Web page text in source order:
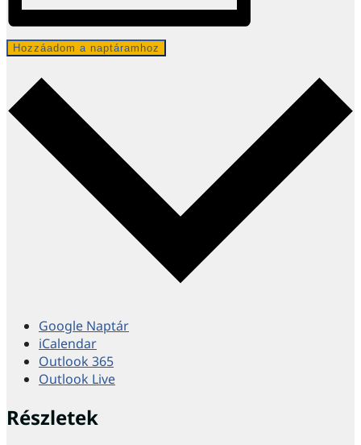
Hozzáadom a naptáramhoz
Google Naptár
iCalendar
Outlook 365
Outlook Live
Részletek